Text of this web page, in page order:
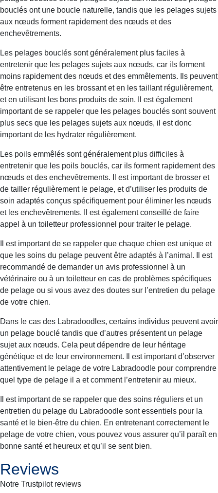
bouclés ont une boucle naturelle, tandis que les pelages sujets
aux nœuds forment rapidement des nœuds et des
enchevêtrements.
Les pelages bouclés sont généralement plus faciles à
entretenir que les pelages sujets aux nœuds, car ils forment
moins rapidement des nœuds et des emmêlements. Ils peuvent
être entretenus en les brossant et en les taillant régulièrement,
et en utilisant les bons produits de soin. Il est également
important de se rappeler que les pelages bouclés sont souvent
plus secs que les pelages sujets aux nœuds, il est donc
important de les hydrater régulièrement.
Les poils emmêlés sont généralement plus difficiles à
entretenir que les poils bouclés, car ils forment rapidement des
nœuds et des enchevêtrements. Il est important de brosser et
de tailler régulièrement le pelage, et d’utiliser les produits de
soin adaptés conçus spécifiquement pour éliminer les nœuds
et les enchevêtrements. Il est également conseillé de faire
appel à un toiletteur professionnel pour traiter le pelage.
Il est important de se rappeler que chaque chien est unique et
que les soins du pelage peuvent être adaptés à l’animal. Il est
recommandé de demander un avis professionnel à un
vétérinaire ou à un toiletteur en cas de problèmes spécifiques
de pelage ou si vous avez des doutes sur l’entretien du pelage
de votre chien.
Dans le cas des Labradoodles, certains individus peuvent avoir
un pelage bouclé tandis que d’autres présentent un pelage
sujet aux nœuds. Cela peut dépendre de leur héritage
génétique et de leur environnement. Il est important d’observer
attentivement le pelage de votre Labradoodle pour comprendre
quel type de pelage il a et comment l’entretenir au mieux.
Il est important de se rappeler que des soins réguliers et un
entretien du pelage du Labradoodle sont essentiels pour la
santé et le bien-être du chien. En entretenant correctement le
pelage de votre chien, vous pouvez vous assurer qu’il paraît en
bonne santé et heureux et qu’il se sent bien.
Reviews
Notre Trustpilot reviews